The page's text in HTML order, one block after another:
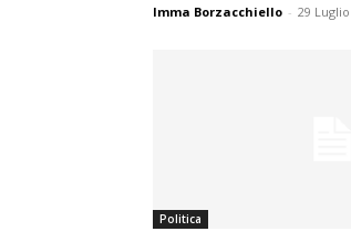
Imma Borzacchiello - 29 Luglio
Politica